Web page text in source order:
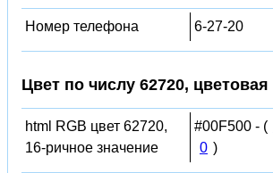
Номер телефона 6-27-20
Цвет по числу 62720,
html RGB цвет 62720,
16-ричное значение
#00F500 - (
0 )